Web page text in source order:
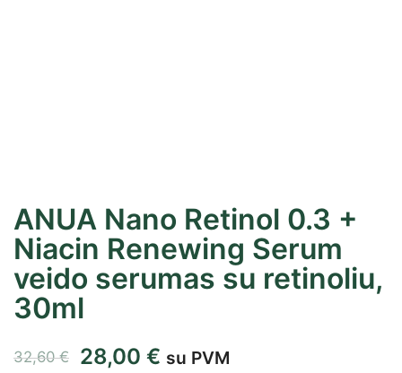
ANUA Nano Retinol 0.3 +
Niacin Renewing Serum
veido serumas su retinoliu,
30ml
32,60€ 28,00 € su PVM